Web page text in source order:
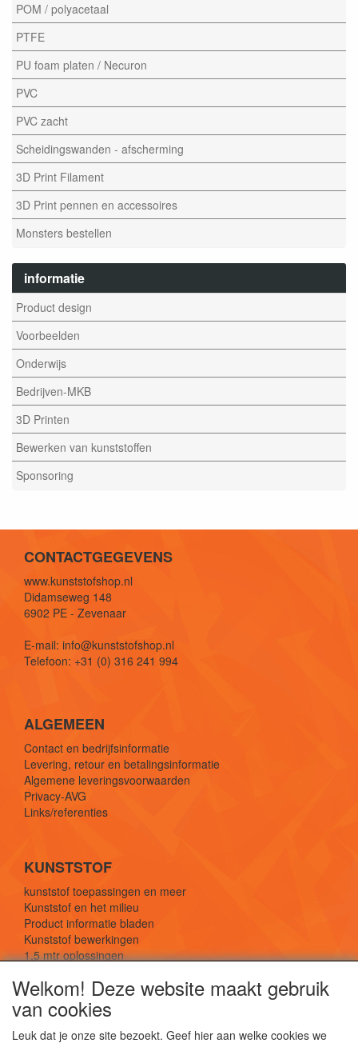
POM / polyacetaal
PTFE
PU foam platen / Necuron
PVC
PVC zacht
Scheidingswanden - afscherming
3D Print Filament
3D Print pennen en accessoires
Monsters bestellen
informatie
Product design
Voorbeelden
Onderwijs
Bedrijven-MKB
3D Printen
Bewerken van kunststoffen
Sponsoring
CONTACTGEGEVENS
www.kunststofshop.nl
Didamseweg 148
6902 PE - Zevenaar
E-mail: info@kunststofshop.nl
Telefoon: +31 (0) 316 241 994
ALGEMEEN
Contact en bedrijfsinformatie
Levering, retour en betalingsinformatie
Algemene leveringsvoorwaarden
Privacy-AVG
Links/referenties
KUNSTSTOF
kunststof toepassingen en meer
Kunststof en het milieu
Product informatie bladen
Kunststof bewerkingen
1,5 mtr oplossingen
SOCIALE MEDIA
Welkom! Deze website maakt gebruik
van cookies
Leuk dat je onze site bezoekt. Geef hier aan welke cookies we